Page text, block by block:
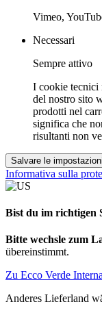
Vimeo,
Necessari
Sempre attivo
I cookie tecnici
del nostro sito
prodotti nel
significa che
risultanti non
Salvare le impostazioni
Informativa sulla
Bist du im richtigen
Bitte wechsle zum
übereinstimmt.
Zu Ecco Verde
Anderes Lieferland